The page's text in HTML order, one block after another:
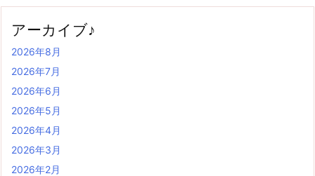
アーカイブ♪
2026年8月
2026年7月
2026年6月
2026年5月
2026年4月
2026年3月
2026年2月